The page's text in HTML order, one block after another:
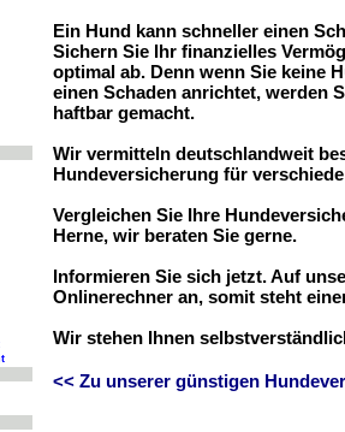
Ein Hund kann schneller einen
Sichern Sie Ihr finanzielles
optimal ab. Denn wenn Sie keine
einen Schaden anrichtet, werden
haftbar gemacht.
Wir vermitteln deutschlandweit
Hundeversicherung für
Vergleichen Sie Ihre
Herne, wir beraten Sie gerne.
Informieren Sie sich jetzt. Auf
Onlinerechner an, somit steht
Wir stehen Ihnen
<< Zu unserer günstigen